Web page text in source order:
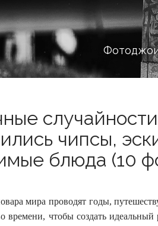
чипсы,
блюда (10
мира проводят годы,
времени, чтобы создать идеальный